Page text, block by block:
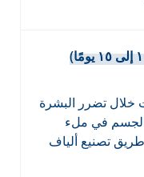
خلال تضرر البشرة
الجسم في ملء
تصنيع ألياف